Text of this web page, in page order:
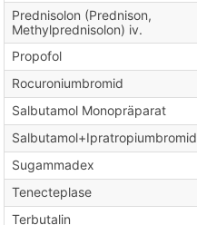
Prednisolon (Prednison,
Methylprednisolon) iv.
Propofol
Rocuroniumbromid
Salbutamol Monopräparat
Salbutamol+Ipratropiumbromid
Sugammadex
Tenecteplase
Terbutalin